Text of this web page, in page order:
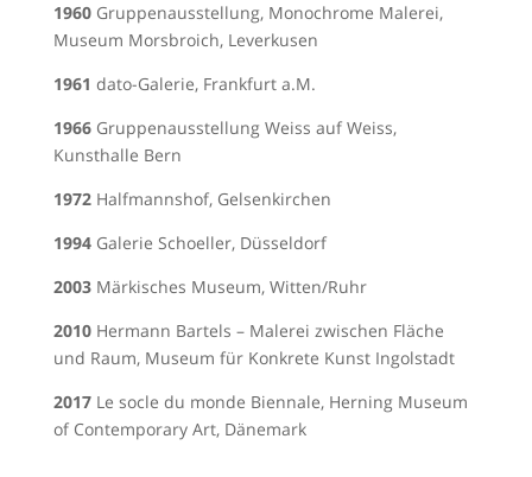
1960Gruppenausstellung, Monochrome Malerei,
Museum Morsbroich, Leverkusen
1961 dato-Galerie, Frankfurt a.M.
1966Gruppenausstellung Weiss auf Weiss,
Kunsthalle Bern
1972Halfmannshof, Gelsenkirchen
1994Galerie Schoeller, Düsseldorf
2003Märkisches Museum, Witten/Ruhr
2010Hermann Bartels – Malerei zwischen Fläche
und Raum, Museum für Konkrete Kunst Ingolstadt
2017Le socle du monde Biennale, Herning Museum
of Contemporary Art, Dänemark